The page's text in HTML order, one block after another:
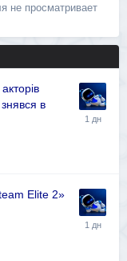
не просматривает
в
Elite 2»